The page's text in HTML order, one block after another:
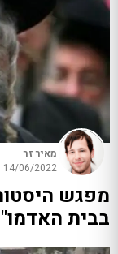
מאיר זר
14/06/2022
מפגש
בבית